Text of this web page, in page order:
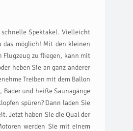
Spektakel. Vielleicht
das möglich! Mit den kleinen
Flugzeug zu fliegen, kann mit
heben Sie an ganz anderer
Treiben mit dem Ballon
und heiße Saunagänge
spüren? Dann laden Sie
Jetzt haben Sie die Qual der
werden Sie mit einem